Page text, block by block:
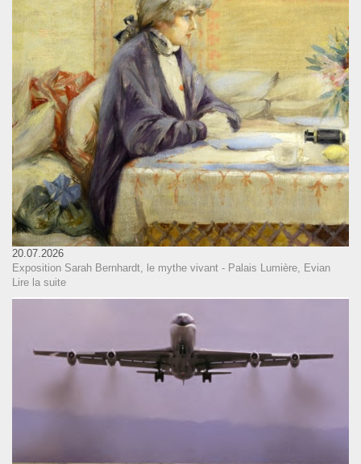
20.07.2026
Exposition Sarah Bernhardt, le mythe vivant - Palais Lumière, Evian
Lire la suite